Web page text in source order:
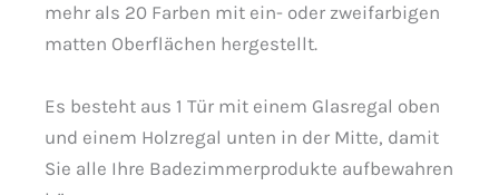
mehr als 20 Farben mit ein- oder zweifarbigen
matten Oberflächen hergestellt.
Es besteht aus 1 Tür mit einem Glasregal oben
und einem Holzregal unten in der Mitte, damit
Sie alle Ihre Badezimmerprodukte aufbewahren